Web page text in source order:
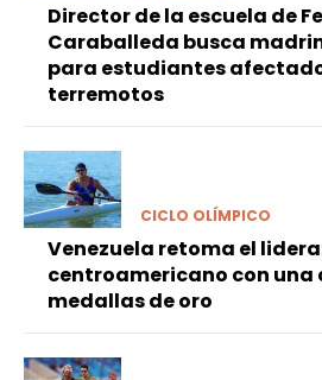
Director de la escuela de
Caraballeda busca
para estudiantes
terremotos
CICLO OLÍMPICO
Venezuela retoma el
centroamericano con una
medallas de oro